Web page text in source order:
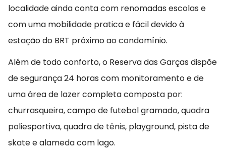
localidade ainda conta com renomadas escolas e
com uma mobilidade pratica e fácil devido à
estação do BRT próximo ao condomínio.
Além de todo conforto, o Reserva das Garças dispõe
de segurança 24 horas com monitoramento e de
uma área de lazer completa composta por:
churrasqueira, campo de futebol gramado, quadra
poliesportiva, quadra de tênis, playground, pista de
skate e alameda com lago.